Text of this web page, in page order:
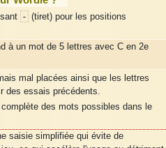
- (tiret) pour les positions
à un mot de 5 lettres avec C en 2e
mal placées ainsi que les lettres
des essais précédents.
des mots possibles dans le
saisie simplifiée qui évite de